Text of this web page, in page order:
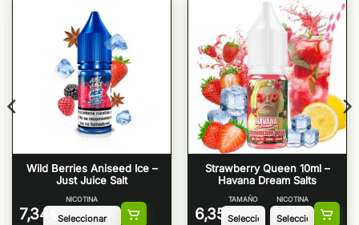
Wild Berries Aniseed Ice –
Just Juice Salt
7,34 €
NICOTINA
Strawberry Queen 10ml –
Havana Dream Salts
6,35 €
TAMAÑO NICOTINA